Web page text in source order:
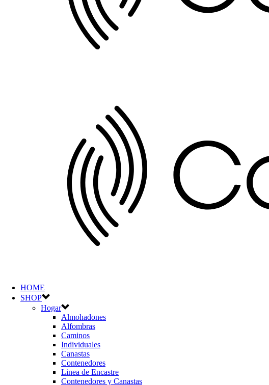
HOME
SHOP
Hogar
Almohadones
Alfombras
Caminos
Individuales
Canastas
Contenedores
Linea de Encastre
Contenedores y Canastas